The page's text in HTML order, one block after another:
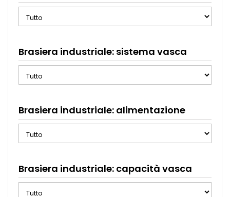
Brasiera industriale: sistema vasca
Brasiera industriale: alimentazione
Brasiera industriale: capacità vasca